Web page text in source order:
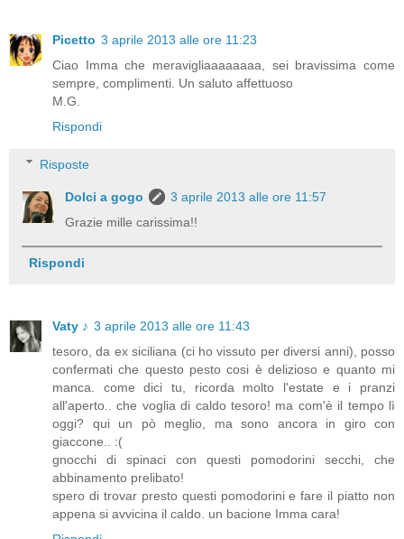
Picetto 3 aprile 2013 alle ore 11:23
Ciao Imma che meravigliaaaaaaaa, sei bravissima come
sempre, complimenti. Un saluto affettuoso
M.G.
Rispondi
Risposte
Dolci a gogo
3 aprile 2013 alle ore 11:57
Grazie mille carissima!!
Rispondi
Vaty ♪ 3 aprile 2013 alle ore 11:43
tesoro, da ex siciliana (ci ho vissuto per diversi anni), posso
confermati che questo pesto cosi è delizioso e quanto mi
manca. come dici tu, ricorda molto l'estate e i pranzi
all'aperto.. che voglia di caldo tesoro! ma com'è il tempo lì
oggi? qui un pò meglio, ma sono ancora in giro con
giaccone.. :(
gnocchi di spinaci con questi pomodorini secchi, che
abbinamento prelibato!
spero di trovar presto questi pomodorini e fare il piatto non
appena si avvicina il caldo. un bacione Imma cara!